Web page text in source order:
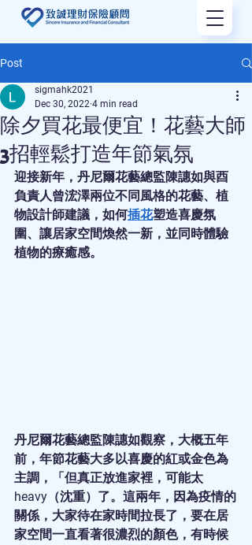
Post
除夕買花最便宜！花藝大師
3招輕鬆打造年節氣氛
sigmahk2021
Dec 30, 2022 4 min read
迎接新年，丹尼爾花藝總監陳譓如與酉
負責人曾浤澤兩位不同風格的花藝、植
物設計師建議，如何插花塑造喜慶氛
圍、讓居家空間煥然一新，並同時體驗
植物的療癒感。
丹尼爾花藝總監陳譓如觀察，大概五年
前，年節花藝大多以喜慶的紅或金色為
主調，「但真正放進家裡，可能太
heavy（沈重）了。這兩年，因為疫情的
關係，大家待在家時間拉長了，要在居
家空間一直看著很濃烈的顏色，有時候